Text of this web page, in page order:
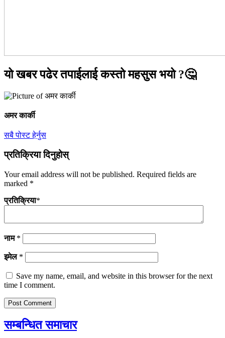
यो खबर पढेर तपाईलाई कस्तो महसुस भयो ?🤔
अमर कार्की
सबै पोस्ट हेर्नुस
प्रतिक्रिया दिनुहोस्
Your email address will not be published. Required fields are
marked *
प्रतिक्रिया*
नाम *
इमेल *
Save my name, email, and website in this browser for the next
time I comment.
सम्बन्धित समाचार